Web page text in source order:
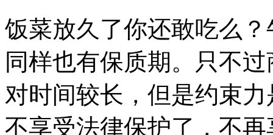
饭菜放久了你还敢吃么
同样也有保质期。只不
对时间较长，但是约束
不享受法律保护了，不